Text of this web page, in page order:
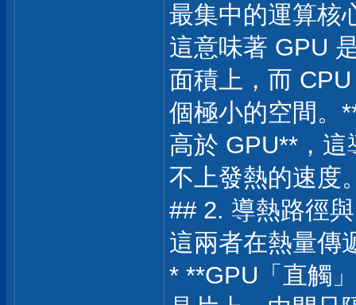
最集中的運算核
這意味著 GPU
面積上，而
個極小的空間。
高於 GPU**，
不上發熱的速度
## 2. 導熱路徑
這兩者在熱量傳
* **GPU「直觸